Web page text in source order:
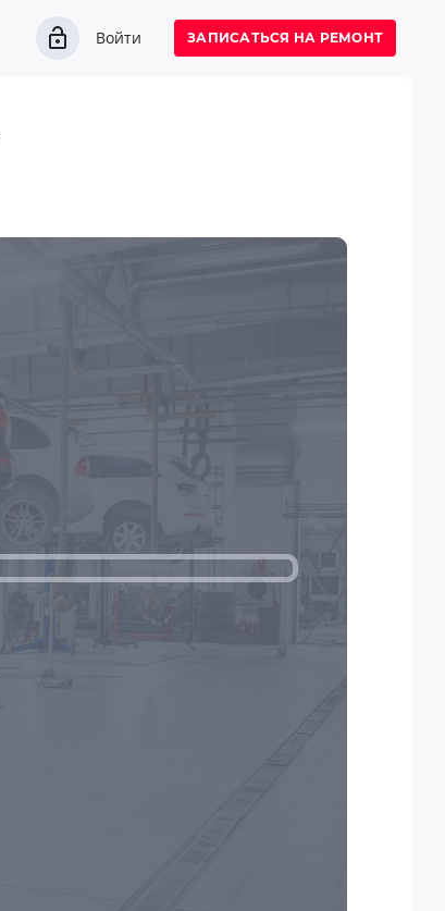
Войти ЗАПИСАТЬСЯ НА РЕМОНТ